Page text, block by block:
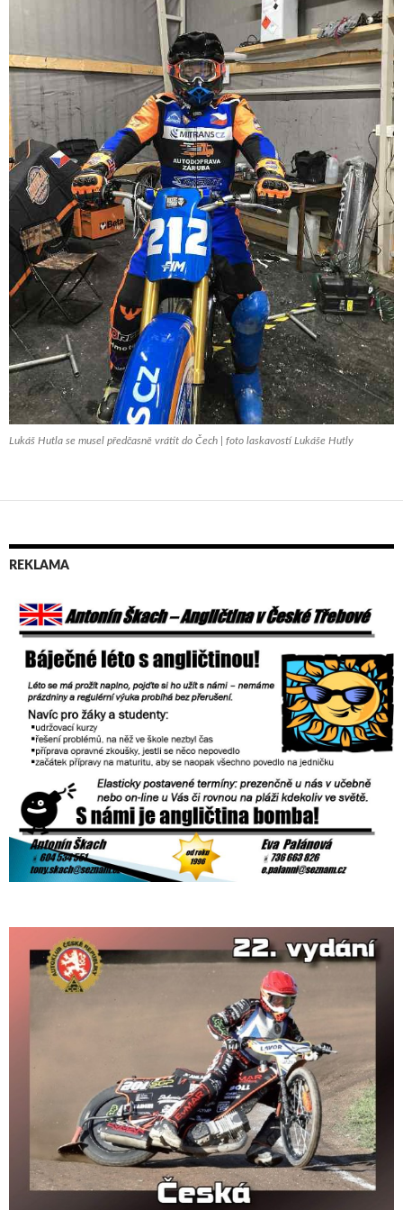
Lukáš Hutla se musel předčasně vrátit do Čech | foto laskavostí Lukáše Hutly
REKLAMA